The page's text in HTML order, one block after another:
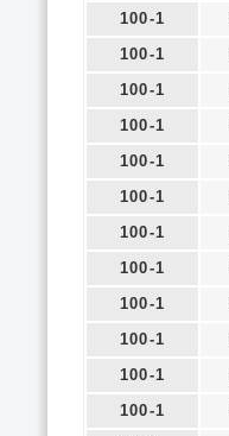
100-1
100-1
100-1
100-1
100-1
100-1
100-1
100-1
100-1
100-1
100-1
100-1